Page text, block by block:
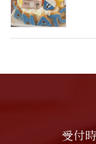
受付